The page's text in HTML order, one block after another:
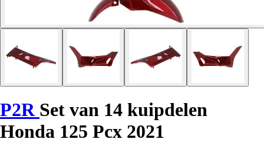
P2R Set van 14 kuipdelen
Honda 125 Pcx 2021